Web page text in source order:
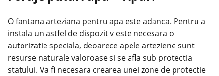
O fantana arteziana pentru apa este adanca. Pentru a
instala un astfel de dispozitiv este necesara o
autorizatie speciala, deoarece apele arteziene sunt
resurse naturale valoroase si se afla sub protectia
statului. Va fi necesara crearea unei zone de protectie